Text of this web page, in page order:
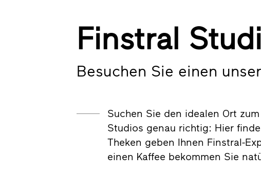
Finstral
Besuchen Sie einen
Suchen Sie den idealen Ort
Studios genau richtig: Hier
Theken geben Ihnen Finstral-
einen Kaffee bekommen Sie